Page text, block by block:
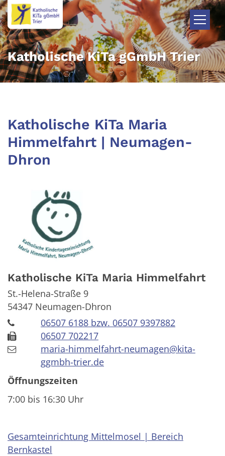
Zum Inhalt springen
Katholische KiTa gGmbH Trier
Katholische KiTa Maria
Himmelfahrt | Neumagen-
Dhron
Katholische KiTa Maria Himmelfahrt
St.-Helena-Straße 9
54347 Neumagen-Dhron
06507 6188 bzw. 06507 9397882
06507 702217
maria-himmelfahrt-neumagen@kita-
ggmbh-trier.de
Öffnungszeiten
7:00 bis 16:30 Uhr
Gesamteinrichtung Mittelmosel | Bereich
Bernkastel